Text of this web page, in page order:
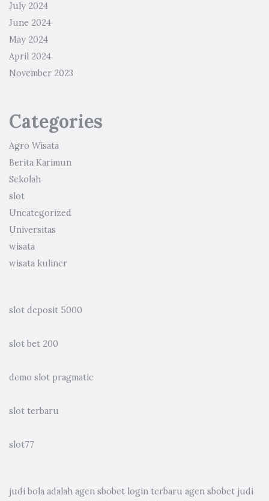
July 2024
June 2024
May 2024
April 2024
November 2023
Categories
Agro Wisata
Berita Karimun
Sekolah
slot
Uncategorized
Universitas
wisata
wisata kuliner
slot deposit 5000
slot bet 200
demo slot pragmatic
slot terbaru
slot77
judi bola adalah agen sbobet login terbaru agen sbobet judi